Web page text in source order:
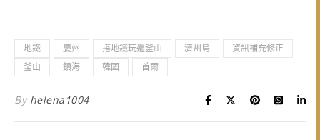
地鐵 慶州 搭地鐵玩遍釜山 濟州島
資訊補充修正
釜山
鎮海 韓國 首爾
By helena1004